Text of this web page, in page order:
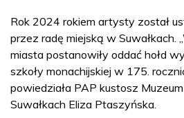
Rok 2024 rokiem artysty został
przez radę miejską w Suwałkach.
miasta postanowiły oddać hołd
szkoły monachijskiej w 175.
powiedziała PAP kustosz
Suwałkach Eliza Ptaszyńska.